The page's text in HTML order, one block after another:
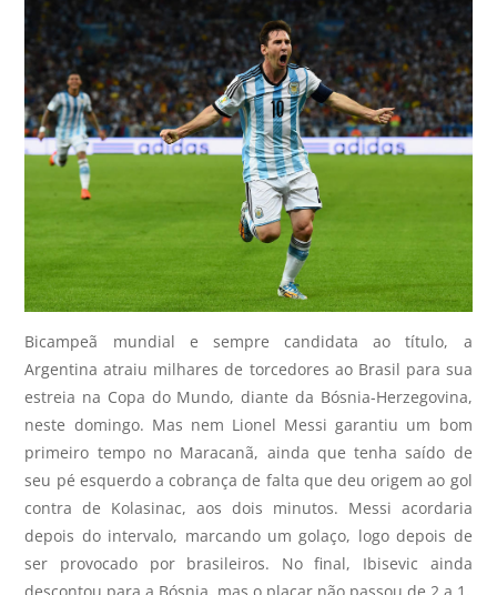
Bicampeã mundial e sempre candidata ao título, a
Argentina atraiu milhares de torcedores ao Brasil para sua
estreia na Copa do Mundo, diante da Bósnia-Herzegovina,
neste domingo. Mas nem Lionel Messi garantiu um bom
primeiro tempo no Maracanã, ainda que tenha saído de
seu pé esquerdo a cobrança de falta que deu origem ao gol
contra de Kolasinac, aos dois minutos. Messi acordaria
depois do intervalo, marcando um golaço, logo depois de
ser provocado por brasileiros. No final, Ibisevic ainda
descontou para a Bósnia, mas o placar não passou de 2 a 1.